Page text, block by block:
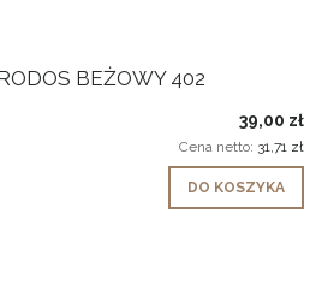
BEŻOWY 402
39,00 zł
Cena netto: 31,71 zł
DO KOSZYKA